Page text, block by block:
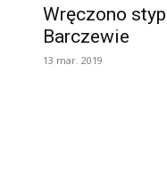
Wręczono
Barczewie
13 mar. 2019